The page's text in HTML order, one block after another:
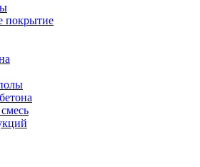
покрытие